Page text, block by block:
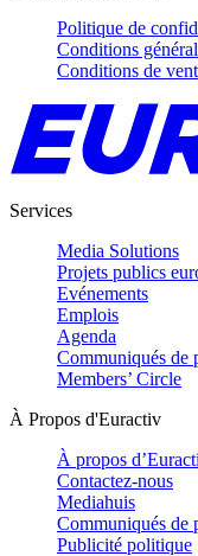
Politique de
Conditions
Conditions de
Services
Media Solutions
Projets publics
Evénements
Emplois
Agenda
Communiqués de
Members’ Circle
À Propos d'Euractiv
À propos
Contactez-nous
Mediahuis
Communiqués de
Publicité politique